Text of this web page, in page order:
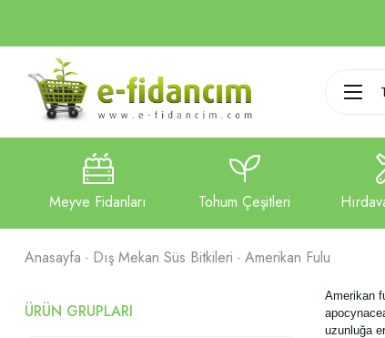
Anasayfa Dış Mekan Süs Bitkileri Amerikan Fulu
ÜRÜN GRUPLARI
Amerikan
uzunluğa